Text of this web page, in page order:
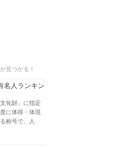
見つかる！
名人ランキン
化財」に指定
に体得・体現
称号で、人